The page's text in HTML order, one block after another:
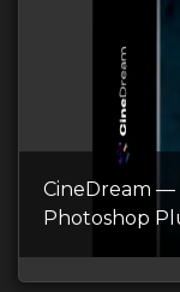
CineDream —
Photoshop